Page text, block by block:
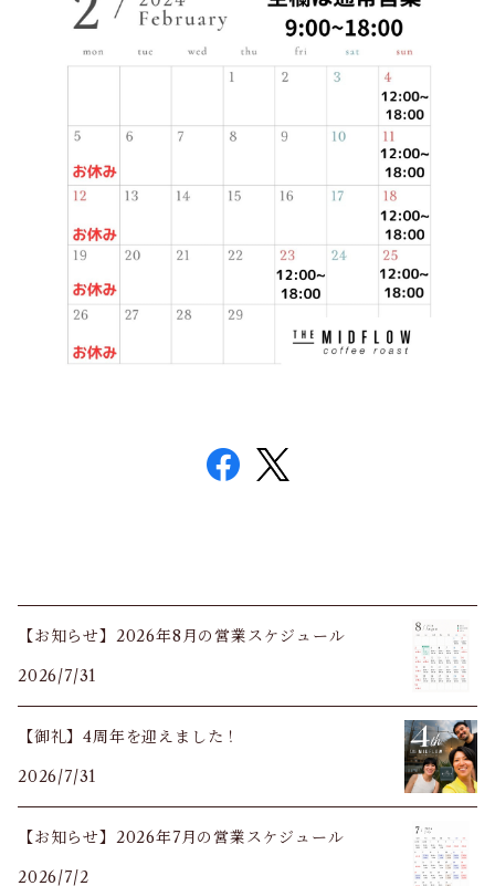
【お知らせ】2026年8月の営業スケジュール
2026/7/31
【御礼】4周年を迎えました！
2026/7/31
【お知らせ】2026年7月の営業スケジュール
2026/7/2